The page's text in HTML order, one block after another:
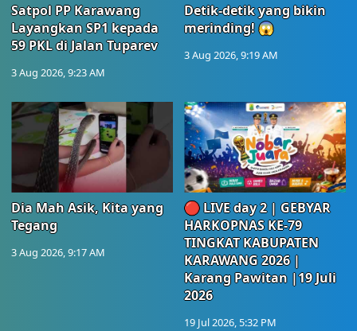
Satpol PP Karawang
Layangkan SP1 kepada
59 PKL di Jalan Tuparev
3 Aug 2026, 9:23 AM
Detik-detik yang bikin
merinding! 😱
3 Aug 2026, 9:19 AM
Dia Mah Asik, Kita yang
Tegang
3 Aug 2026, 9:17 AM
🔴 LIVE day 2 | GEBYAR
HARKOPNAS KE-79
TINGKAT KABUPATEN
KARAWANG 2026 |
Karang Pawitan |19 Juli
2026
19 Jul 2026, 5:32 PM